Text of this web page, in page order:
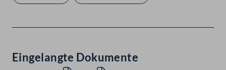
Eingelangte Dokumente